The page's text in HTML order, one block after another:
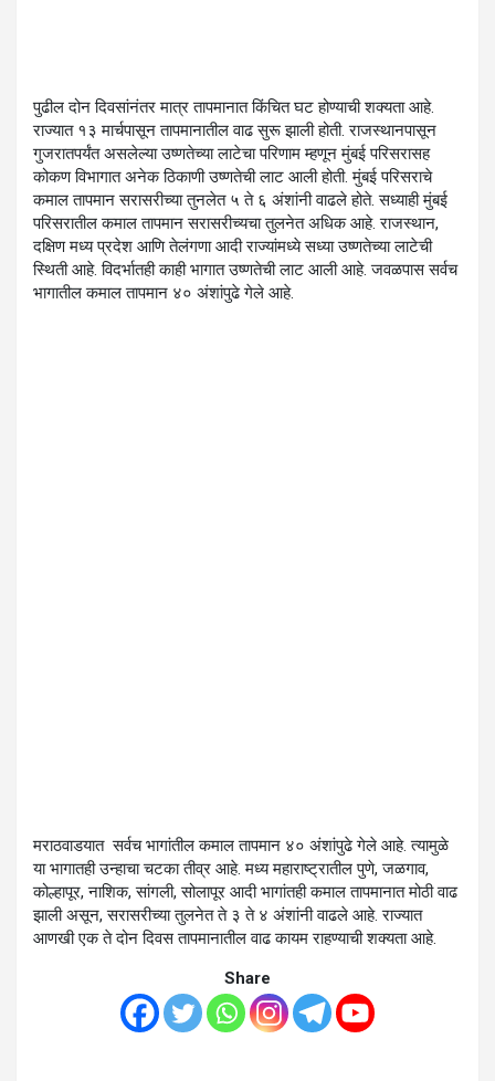
पुढील दोन दिवसांनंतर मात्र तापमानात किंचित घट होण्याची शक्यता आहे.
राज्यात १३ मार्चपासून तापमानातील वाढ सुरू झाली होती. राजस्थानपासून
गुजरातपर्यंत असलेल्या उष्णतेच्या लाटेचा परिणाम म्हणून मुंबई परिसरासह
कोकण विभागात अनेक ठिकाणी उष्णतेची लाट आली होती. मुंबई परिसराचे
कमाल तापमान सरासरीच्या तुनलेत ५ ते ६ अंशांनी वाढले होते. सध्याही मुंबई
परिसरातील कमाल तापमान सरासरीच्यचा तुलनेत अधिक आहे. राजस्थान,
दक्षिण मध्य प्रदेश आणि तेलंगणा आदी राज्यांमध्ये सध्या उष्णतेच्या लाटेची
स्थिती आहे. विदर्भातही काही भागात उष्णतेची लाट आली आहे. जवळपास सर्वच
भागातील कमाल तापमान ४० अंशांपुढे गेले आहे.
मराठवाडयात सर्वच भागांतील कमाल तापमान ४० अंशांपुढे गेले आहे. त्यामुळे
या भागातही उन्हाचा चटका तीव्र आहे. मध्य महाराष्ट्रातील पुणे, जळगाव,
कोल्हापूर, नाशिक, सांगली, सोलापूर आदी भागांतही कमाल तापमानात मोठी वाढ
झाली असून, सरासरीच्या तुलनेत ते ३ ते ४ अंशांनी वाढले आहे. राज्यात
आणखी एक ते दोन दिवस तापमानातील वाढ कायम राहण्याची शक्यता आहे.
Share